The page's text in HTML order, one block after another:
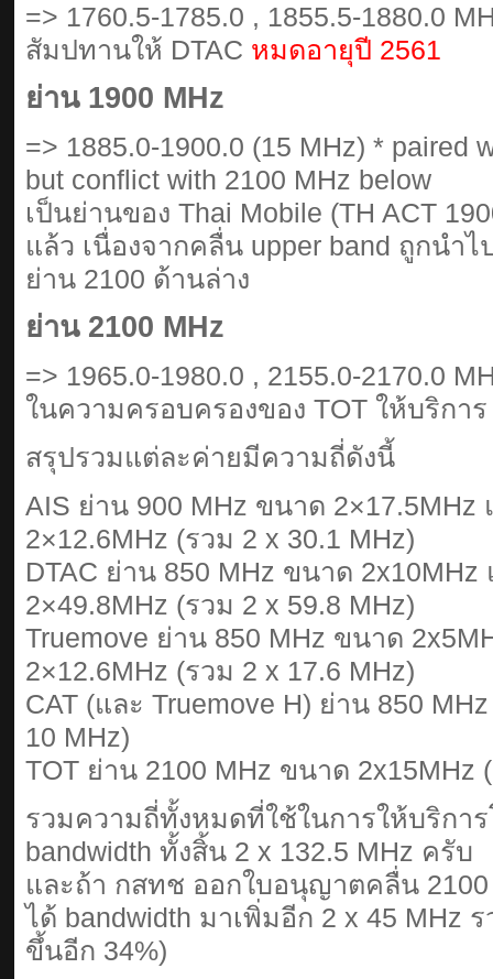
=> 1760.5-1785.0 , 1855.5-1880.0
สัมปทานให้ DTAC หมดอายุปี 2561
ย่าน 1900 MHz
=> 1885.0-1900.0 (15 MHz) * paired
but conflict with 2100 MHz below
เป็นย่านของ Thai Mobile (TH ACT
แล้ว เนื่องจากคลื่น upper band ถูกนำไ
ย่าน 2100 ด้านล่าง
ย่าน 2100 MHz
=> 1965.0-1980.0 , 2155.0-2170.0
ในความครอบครองของ TOT ให้บริกา
สรุปรวมแต่ละค่ายมีความถี่ดังนี้
AIS ย่าน 900 MHz ขนาด
2×12.6MHz (รวม 2 x 30.1 MHz)
DTAC ย่าน 850 MHz ขนาด
2×49.8MHz (รวม 2 x 59.8 MHz)
Truemove ย่าน 850 MHz ขนาด
2×12.6MHz (รวม 2 x 17.6 MHz)
CAT (และ Truemove H) ย่าน 850
10 MHz)
TOT ย่าน 2100 MHz ขนาด 2x15MHz
รวมความถี่ทั้งหมดที่ใช้ในการให้บริกา
bandwidth ทั้งสิ้น 2 x 132.5 MHz ครับ
และถ้า กสทช ออกใบอนุญาตคลื่น 2100
ได้ bandwidth มาเพิ่มอีก 2 x 45 MHz
ขึ้นอีก 34%)